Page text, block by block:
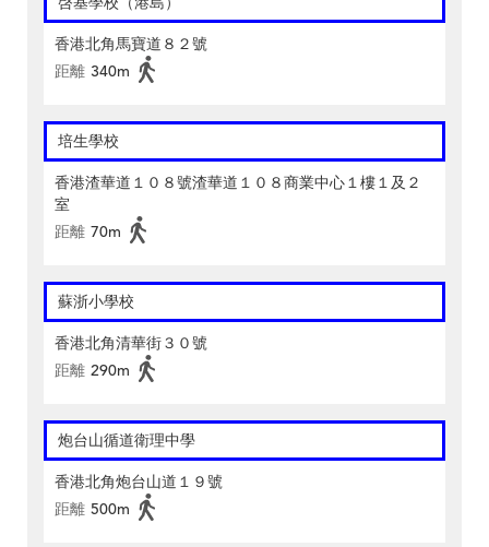
香港北角馬寶道８２號
距離 340m
培生學校
香港渣華道１０８號渣華道１０８商業中心１樓１及２
室
距離 70m
蘇浙小學校
香港北角清華街３０號
距離 290m
炮台山循道衛理中學
香港北角炮台山道１９號
距離 500m